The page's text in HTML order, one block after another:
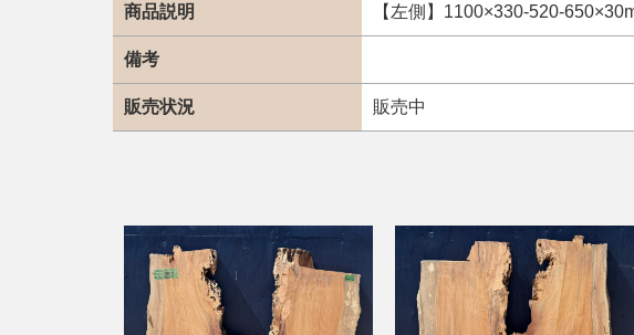
商品説明 【左側】1100×330-520-
備考
販売状況 販売中